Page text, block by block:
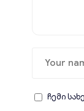
ჩემი